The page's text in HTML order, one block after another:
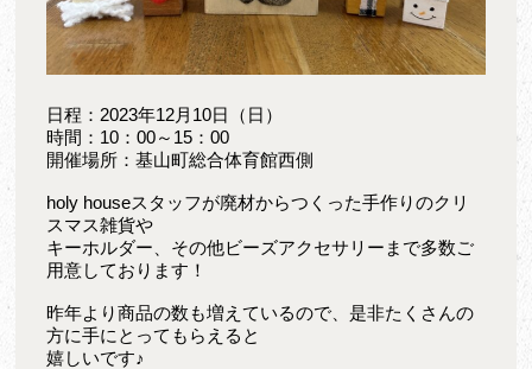
日程：2023年12月10日（日）
時間：10：00～15：00
開催場所：基山町総合体育館西側
holy houseスタッフが廃材からつくった手作りのクリ
スマス雑貨や
キーホルダー、その他ビーズアクセサリーまで多数ご
用意しております！
昨年より商品の数も増えているので、是非たくさんの
方に手にとってもらえると
嬉しいです♪